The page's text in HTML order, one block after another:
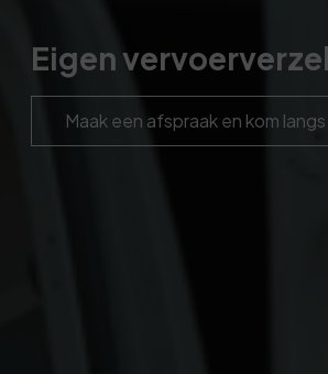
Eigen
Maak een afspraak en kom langs